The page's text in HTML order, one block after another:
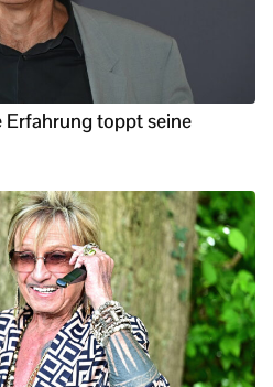
Erfahrung toppt seine